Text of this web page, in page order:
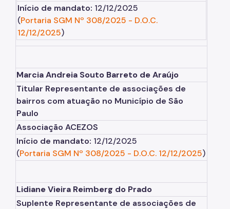
Início de mandato: 12/12/2025
(Portaria SGM Nº 308/2025 - D.O.C.
12/12/2025)
Marcia Andreia Souto Barreto de Araújo
Titular Representante de associações de
bairros com atuação no Município de São
Paulo
Associação ACEZOS
Início de mandato: 12/12/2025
(Portaria SGM Nº 308/2025 - D.O.C. 12/12/2025)
Lidiane Vieira Reimberg do Prado
Suplente Representante de associações de